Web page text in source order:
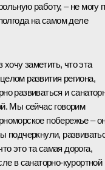
работу, – не могу
на самом деле
заметить, что эта
развития региона,
развиваться и
Мы сейчас говорим
побережье –
подчеркнули,
это та самая дорога,
в санаторно-курортной